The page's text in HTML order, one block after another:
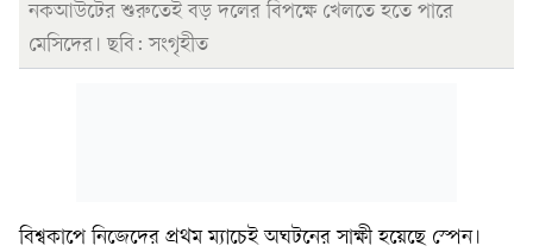
নকআউটের শুরুতেই বড় দলের বিপক্ষে খেলতে হতে পারে
মেসিদের। ছবি: সংগৃহীত
বিশ্বকাপে নিজেদের প্রথম ম্যাচেই অঘটনের সাক্ষী হয়েছে স্পেন।